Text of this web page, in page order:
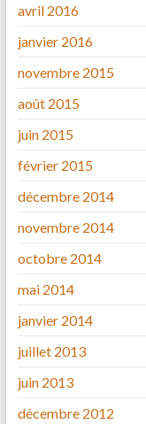
avril 2016
janvier 2016
novembre 2015
août 2015
juin 2015
février 2015
décembre 2014
novembre 2014
octobre 2014
mai 2014
janvier 2014
juillet 2013
juin 2013
décembre 2012